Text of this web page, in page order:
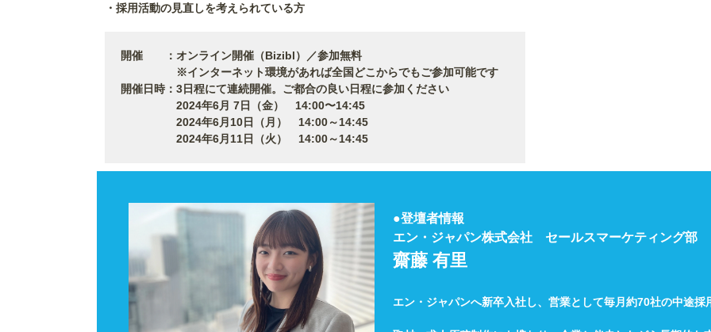
・採用活動の見直しを考えられている方
開催 ：オンライン開催（Bizibl）／参加無料
※インターネット環境があれば全国どこからでもご参加可能です
開催日時：3日程にて連続開催。ご都合の良い日程に参加ください
2024年6月 7日（金） 14:00〜14:45
2024年6月10日（月） 14:00～14:45
2024年6月11日（火） 14:00～14:45
●登壇者情報
エン・ジャパン株式会社 セールスマーケティング部
齋藤 有里
エン・ジャパンへ新卒入社し、営業として毎月約70社の中途採